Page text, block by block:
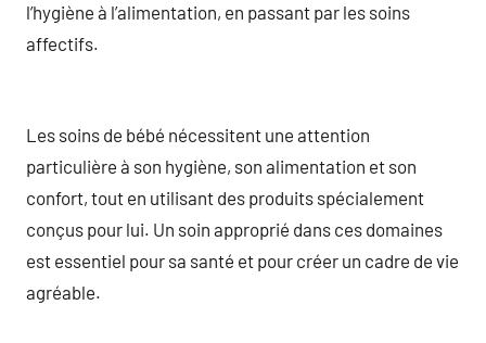
l’hygiène à l’alimentation, en passant par les soins
affectifs.
Les soins de bébé nécessitent une attention
particulière à son hygiène, son alimentation et son
confort, tout en utilisant des produits spécialement
conçus pour lui. Un soin approprié dans ces domaines
est essentiel pour sa santé et pour créer un cadre de vie
agréable.